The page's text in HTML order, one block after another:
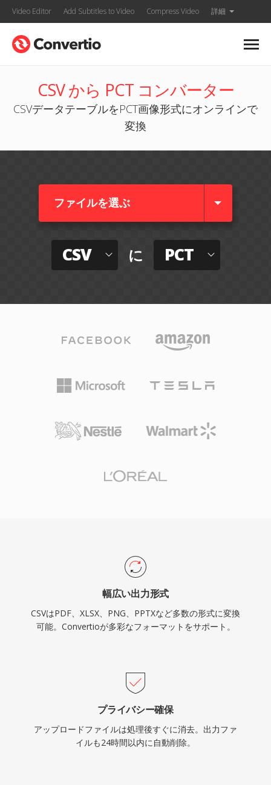
Video Editor Add Subtitles to Video Compress Video 詳細
CSV から PCT コンバーター
CSVデータテーブルをPCT画像形式にオンラインで
変換
ファイルを選ぶ
CSV に PCT
幅広い出力形式
CSVはPDF、XLSX、PNG、PPTXなど多数の形式に変換
可能。Convertioが多彩なフォーマットをサポート。
プライバシー確保
アップロードファイルは処理後すぐに消去。出力ファ
イルも24時間以内に自動削除。